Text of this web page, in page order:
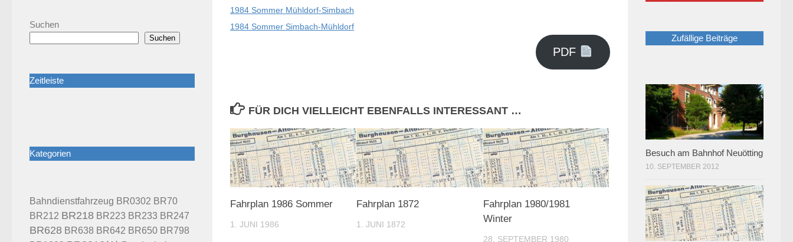
1984 Sommer Mühldorf-Simbach
1984 Sommer Simbach-Mühldorf
PDF
FÜR DICH VIELLEICHT EBENFALLS INTERESSANT …
Fahrplan 1986 Sommer
1. JUNI 1986
Fahrplan 1872
1. JUNI 1872
Fahrplan 1980/1981
Winter
28. SEPTEMBER 1980
Suchen
Suchen
Zeitleiste
Kategorien
Bahndienstfahrzeug BR0302 BR70
BR212 BR218 BR223 BR233 BR247
BR628 BR638 BR642 BR650 BR798
Zufällige Beiträge
Besuch am Bahnhof Neuötting
10. SEPTEMBER 2012